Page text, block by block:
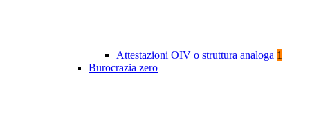
Attestazioni OIV o struttura analoga 1
Burocrazia zero